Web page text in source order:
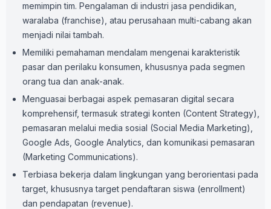
memimpin tim. Pengalaman di industri jasa pendidikan,
waralaba (franchise), atau perusahaan multi-cabang akan
menjadi nilai tambah.
Memiliki pemahaman mendalam mengenai karakteristik
pasar dan perilaku konsumen, khususnya pada segmen
orang tua dan anak-anak.
Menguasai berbagai aspek pemasaran digital secara
komprehensif, termasuk strategi konten (Content Strategy),
pemasaran melalui media sosial (Social Media Marketing),
Google Ads, Google Analytics, dan komunikasi pemasaran
(Marketing Communications).
Terbiasa bekerja dalam lingkungan yang berorientasi pada
target, khususnya target pendaftaran siswa (enrollment)
dan pendapatan (revenue).